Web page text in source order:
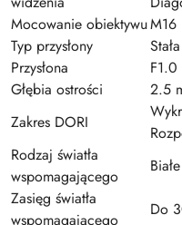
Mocowanie obiektywuM16
Typ przysłony
Stała
Przysłona
F1.0
Głębia ostrości
2.5
Zakres DORI
Rodzaj światła
wspomagającego
Zasięg światła
wspomagającego
Do